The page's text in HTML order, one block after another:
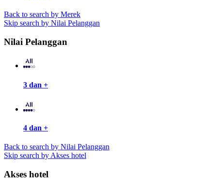
Back to search by Merek
Skip search by Nilai Pelanggan
Nilai Pelanggan
3 dan +
4 dan +
Back to search by Nilai Pelanggan
Skip search by Akses hotel
Akses hotel